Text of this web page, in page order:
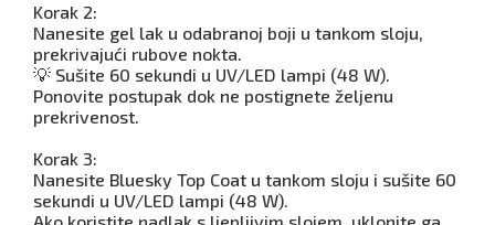
Korak 2:
Nanesite gel lak u odabranoj boji u tankom sloju,
prekrivajući rubove nokta.
💡 Sušite 60 sekundi u UV/LED lampi (48 W).
Ponovite postupak dok ne postignete željenu
prekrivenost.
Korak 3:
Nanesite Bluesky Top Coat u tankom sloju i sušite 60
sekundi u UV/LED lampi (48 W).